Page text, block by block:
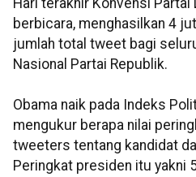
Hari terakhir Konvensi
berbicara, menghasilkan 4
jumlah total tweet bagi
Nasional Partai Republik.
Obama naik pada Indeks
mengukur berapa nilai
tweeters tentang kandidat
Peringkat presiden itu yakni